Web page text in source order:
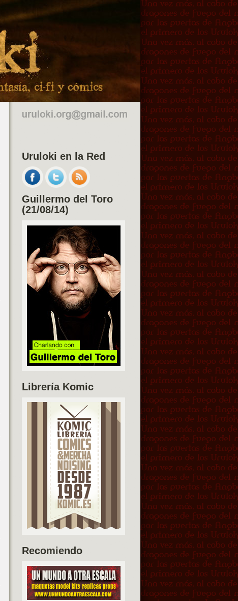
Uruloki en la Red
Guillermo del Toro
(21/08/14)
Librería Komic
Recomiendo